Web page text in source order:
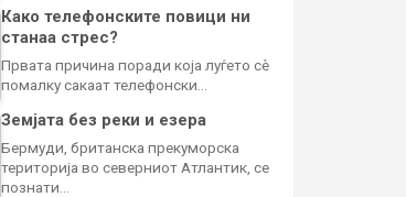
Како телефонските повици ни
станаа стрес?
Првата причина поради која луѓето сè
помалку сакаат телефонски…
Земјата без реки и езера
Бермуди, британска прекуморска
територија во северниот Атлантик, се
познати…